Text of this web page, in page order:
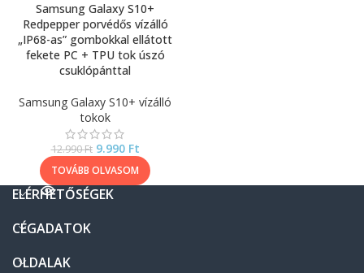
Samsung Galaxy S10+
Redpepper porvédős vízálló
„IP68-as” gombokkal ellátott
fekete PC + TPU tok úszó
csuklópánttal
Samsung Galaxy S10+ vízálló
tokok
12.990Ft 9.990 Ft
TOVÁBB OLVASOM
ELÉRHETŐSÉGEK
CÉGADATOK
OLDALAK